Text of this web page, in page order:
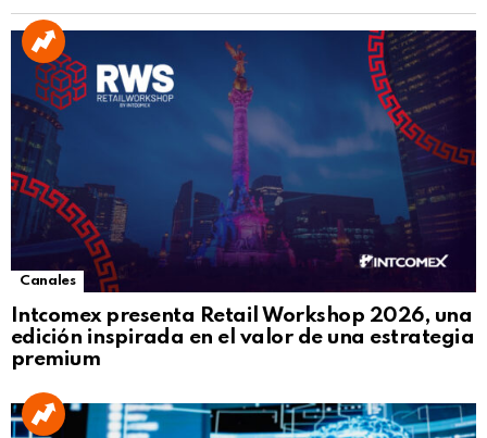
Canales
Intcomex presenta Retail Workshop 2026, una
edición inspirada en el valor de una estrategia
premium